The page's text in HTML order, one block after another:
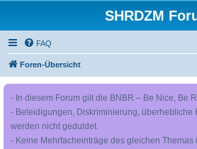
SHRDZM
FAQ
Foren-Übersicht
- In diesem Forum gilt die BNBR – Be Nice, Be
- Beleidigungen, Diskriminierung, überhebliche
werden nicht geduldet.
- Keine Mehrfacheinträge des gleichen